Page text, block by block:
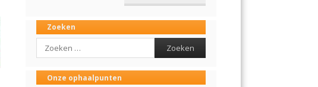
Zoeken
Search
Onze ophaalpunten